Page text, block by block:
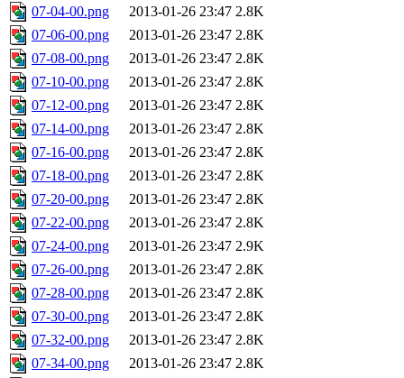
07-04-00.png
2013-01-26 23:47 2.8K
07-06-00.png
2013-01-26 23:47 2.8K
07-08-00.png
2013-01-26 23:47 2.8K
07-10-00.png
2013-01-26 23:47 2.8K
07-12-00.png
2013-01-26 23:47 2.8K
07-14-00.png
2013-01-26 23:47 2.8K
07-16-00.png
2013-01-26 23:47 2.8K
07-18-00.png
2013-01-26 23:47 2.8K
07-20-00.png
2013-01-26 23:47 2.8K
07-22-00.png
2013-01-26 23:47 2.8K
07-24-00.png
2013-01-26 23:47 2.9K
07-26-00.png
2013-01-26 23:47 2.8K
07-28-00.png
2013-01-26 23:47 2.8K
07-30-00.png
2013-01-26 23:47 2.8K
07-32-00.png
2013-01-26 23:47 2.8K
07-34-00.png
2013-01-26 23:47 2.8K